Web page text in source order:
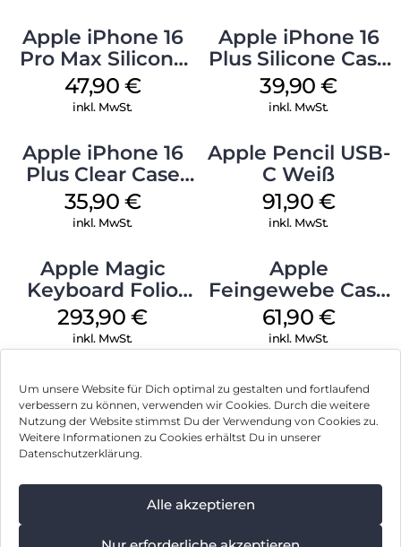
Um unsere Website für Dich optimal zu gestalten und fortlaufend
verbessern zu können, verwenden wir Cookies. Durch die weitere
Nutzung der Website stimmst Du der Verwendung von Cookies zu.
Weitere Informationen zu Cookies erhältst Du in unserer
Datenschutzerklärung.
Alle akzeptieren
Apple iPhone 16
Pro Max Silicone
Case MagSafe
Black
47,90 €
inkl. MwSt.
Apple iPhone 16
Plus Silicone Case
MagSafe Plum
39,90€
inkl. MwSt.
Apple iPhone 16
Plus Clear Case
MagSafe
Transparent
35,90 €
inkl. MwSt.
Apple Pencil USB-
C Weiß
91,90 €
inkl. MwSt.
Apple Magic
Keyboard Folio
iPad 10.9″ (10.Gen.)
Weiß
293,90€
inkl. MwSt.
Apple
Feingewebe Case
iPhone 15 Pro
MagSafe Schwarz
61,90 €
inkl. MwSt.
Impressum